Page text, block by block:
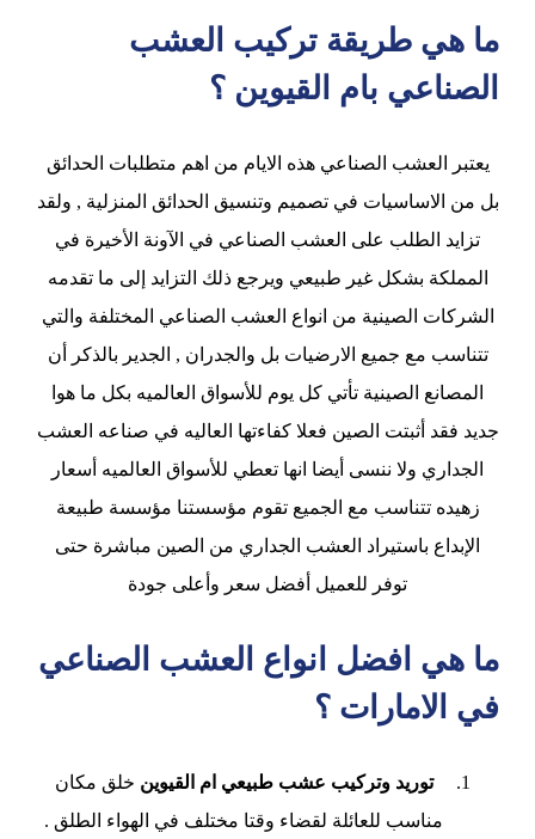
ما هي طريقة تركيب العشب
الصناعي بام القيوين ؟
يعتبر العشب الصناعي هذه الايام من اهم متطلبات الحدائق
بل من الاساسيات في تصميم وتنسيق الحدائق المنزلية , ولقد
تزايد الطلب على العشب الصناعي في الآونة الأخيرة في
المملكة بشكل غير طبيعي ويرجع ذلك التزايد إلى ما تقدمه
الشركات الصينية من انواع العشب الصناعي المختلفة والتي
تتناسب مع جميع الارضيات بل والجدران , الجدير بالذكر أن
المصانع الصينية تأتي كل يوم للأسواق العالميه بكل ما هوا
جديد فقد أثبتت الصين فعلا كفاءتها العاليه في صناعه العشب
الجداري ولا ننسى أيضا انها تعطي للأسواق العالميه أسعار
زهيده تتناسب مع الجميع تقوم مؤسستنا مؤسسة طبيعة
الإبداع باستيراد العشب الجداري من الصين مباشرة حتى
توفر للعميل أفضل سعر وأعلى جودة
ما هي افضل انواع العشب الصناعي
في الامارات ؟
توريد وتركيب عشب طبيعي ام القيوين خلق مكان
مناسب للعائلة لقضاء وقتا مختلف في الهواء الطلق .